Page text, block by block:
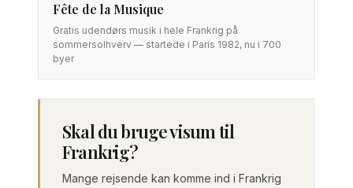
Fête de la Musique
Gratis udendørs musik i hele Frankrig på
sommersolhverv — startede i Paris 1982, nu i 700
byer
Skal du bruge visum til
Frankrig?
Mange rejsende kan komme ind i Frankrig